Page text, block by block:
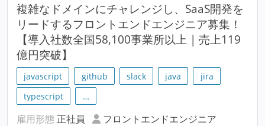
複雑なドメインにチャレンジし、SaaS開発を
リードするフロントエンドエンジニア募集！
【導入社数全国58,100事業所以上 | 売上119
億円突破】
javascript github slack java
jira
typescript
…
雇用形態 正社員
フロントエンドエンジニア